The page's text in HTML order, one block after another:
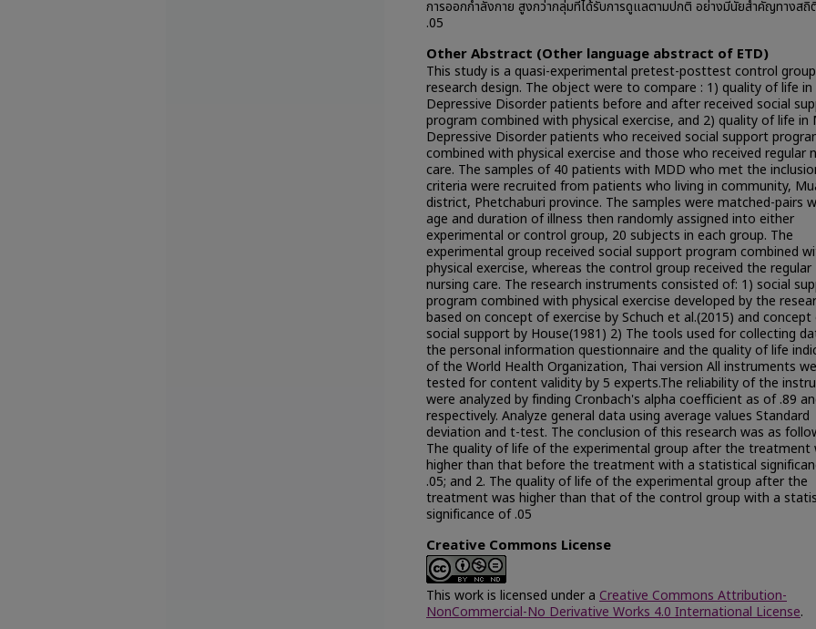
การออกกำลังกาย สูงกว่ากลุ่มที่ได้รับการดูแลตามปกติ อย่างมีนัยสำคัญทางสถิ
.05
Other Abstract (Other language abstract of ETD)
This study is a quasi-experimental pretest-posttest control
research design. The object were to compare : 1) quality of life
Depressive Disorder patients before and after received social
program combined with physical exercise, and 2) quality of life in
Depressive Disorder patients who received social support
combined with physical exercise and those who received regular
care. The samples of 40 patients with MDD who met the
criteria were recruited from patients who living in community,
district, Phetchaburi province. The samples were matched-pairs
age and duration of illness then randomly assigned into either
experimental or control group, 20 subjects in each group. The
experimental group received social support program combined
physical exercise, whereas the control group received the regular
nursing care. The research instruments consisted of: 1) social
program combined with physical exercise developed by the
based on concept of exercise by Schuch et al.(2015) and
social support by House(1981) 2) The tools used for collecting
the personal information questionnaire and the quality of life
of the World Health Organization, Thai version All instruments
tested for content validity by 5 experts.The reliability of the
were analyzed by finding Cronbach's alpha coefficient as of .89
respectively. Analyze general data using average values Standard
deviation and t-test. The conclusion of this research was as
The quality of life of the experimental group after the treatment
higher than that before the treatment with a statistical
.05; and 2. The quality of life of the experimental group after the
treatment was higher than that of the control group with a
significance of .05
Creative Commons License
This work is licensed under a Creative Commons Attribution-
NonCommercial-No Derivative Works 4.0 International License.